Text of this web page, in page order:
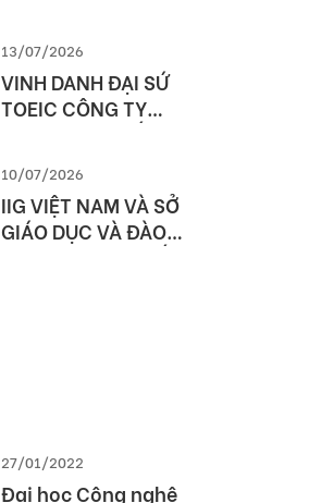
Partner Summit –
GPS) 2026
13/07/2026
VINH DANH ĐẠI SỨ
TOEIC CÔNG TY
ĐẮK LẮK (SIMEXCO
DAKLAK)
10/07/2026
IIG VIỆT NAM VÀ SỞ
GIÁO DỤC VÀ ĐÀO
27/01/2022
Đại học Công nghệ